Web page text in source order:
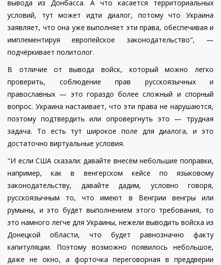
вывода из Донбасса. А что касается территориальных
условий, тут может идти диалог, потому что Украина
заявляет, что она уже выполняет эти права, обеспечивая и
имплементируя европейское законодательство", —
подчёркивает политолог.
В отличие от вывода войск, который можно легко
проверить, соблюдение прав русскоязычных и
православных — это гораздо более сложный и спорный
вопрос. Украина настаивает, что эти права не нарушаются,
поэтому подтвердить или опровергнуть это — трудная
задача. То есть тут широкое поле для диалога, и это
достаточно виртуальные условия.
"И если США сказали: давайте внесём небольшие поправки,
например, как в венгерском кейсе по языковому
законодательству, давайте дадим, условно говоря,
русскоязычным то, что имеют в Венгрии венгры или
румыны, и это будет выполнением этого требования, то
это намного легче для Украины, нежели выводить войска из
Донецкой области, что будет равнозначно факту
капитуляции. Поэтому возможно появилось небольшое,
даже не окно, а форточка переговорная в преддверии